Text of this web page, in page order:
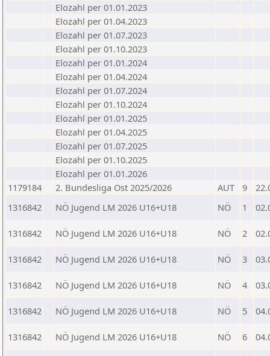
Elozahl per 01.01.2023
Elozahl per 01.04.2023
Elozahl per 01.07.2023
Elozahl per 01.10.2023
Elozahl per 01.01.2024
Elozahl per 01.04.2024
Elozahl per 01.07.2024
Elozahl per 01.10.2024
Elozahl per 01.01.2025
Elozahl per 01.04.2025
Elozahl per 01.07.2025
Elozahl per 01.10.2025
Elozahl per 01.01.2026
1179184
2. Bundesliga Ost 2025/2026 AUT 9
1316842
NÖ Jugend LM 2026 U16+U18 NÖ 1
1316842 NÖ Jugend LM 2026 U16+U18 NÖ 2
1316842 NÖ Jugend LM 2026 U16+U18 NÖ 3
1316842 NÖ Jugend LM 2026 U16+U18 NÖ 4
1316842 NÖ Jugend LM 2026 U16+U18 NÖ 5
1316842 NÖ Jugend LM 2026 U16+U18 NÖ 6